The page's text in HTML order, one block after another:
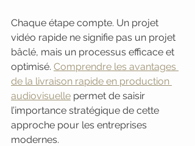
Chaque étape compte. Un projet
vidéo rapide ne signifie pas un projet
bâclé, mais un processus efficace et
optimisé. Comprendre les avantages
de la livraison rapide en production
audiovisuelle permet de saisir
l’importance stratégique de cette
approche pour les entreprises
modernes.